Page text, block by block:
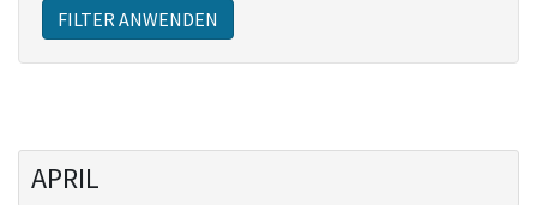
FILTER ANWENDEN
APRIL